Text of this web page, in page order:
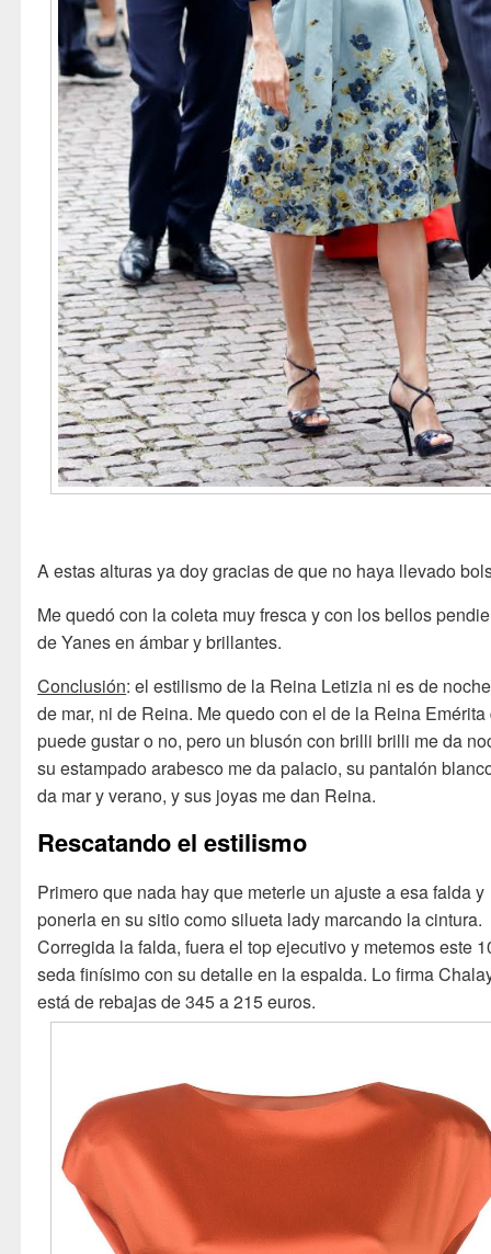
A estas alturas ya doy gracias de que no haya llevado
Me quedó con la coleta muy fresca y con los bellos
de Yanes en ámbar y brillantes.
Conclusión: el estilismo de la Reina Letizia ni es de
de mar, ni de Reina. Me quedo con el de la Reina Emérita
puede gustar o no, pero un blusón con brilli brilli me da
su estampado arabesco me da palacio, su pantalón
da mar y verano, y sus joyas me dan Reina.
Rescatando el estilismo
Primero que nada hay que meterle un ajuste a esa falda y
ponerla en su sitio como silueta lady marcando la cintura.
Corregida la falda, fuera el top ejecutivo y metemos este
seda finísimo con su detalle en la espalda. Lo firma
está de rebajas de 345 a 215 euros.